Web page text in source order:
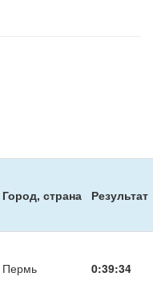
Город, страна Результат
Пермь 0:39:34